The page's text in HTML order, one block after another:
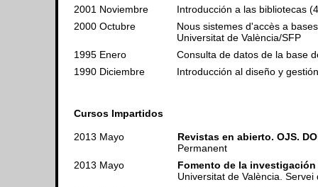
2001 Noviembre
Introducción a las bibliotecas
2000 Octubre
Nous sistemes d'accès a
Universitat de València/SFP
1995 Enero
Consulta de datos de la base
1990 Diciembre
Introducción al diseño y
Cursos Impartidos
2013 Mayo
Revistas en abierto. OJS.
Permanent
2013 Mayo
Fomento de la
Universitat de València.